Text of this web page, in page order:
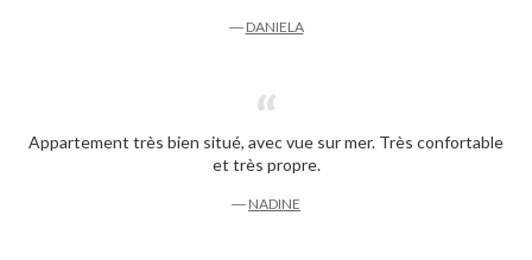
― DANIELA
Appartement très bien situé, avec vue sur mer. Très confortable
et très propre.
― NADINE